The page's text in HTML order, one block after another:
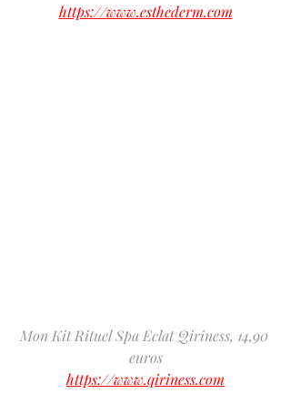
https://www.esthederm.com
Mon Kit Rituel Spa Eclat Qiriness, 14,90
euros
https://www.qiriness.com